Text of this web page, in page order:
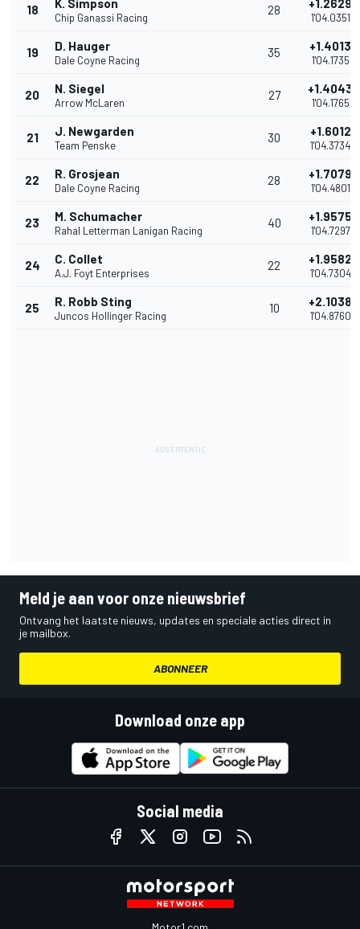
18 K. Simpson
Chip Ganassi Racing
28 +1.2629
1'04.0351
19 D. Hauger
Dale Coyne Racing
35 +1.4013
1'04.1735
20 N. Siegel
Arrow McLaren
27 +1.4043
1'04.1765
21 J. Newgarden
Team Penske
30 +1.6012
1'04.3734
22 R. Grosjean
Dale Coyne Racing
28 +1.7079
1'04.4801
23 M. Schumacher
Rahal Letterman Lanigan Racing
40 +1.9575
1'04.7297
24 C. Collet
A.J. Foyt Enterprises
22 +1.9582
1'04.7304
25 R. Robb Sting
Juncos Hollinger Racing
10 +2.1038
1'04.8760
Meld je aan voor onze nieuwsbrief
Ontvang het laatste nieuws, updates en speciale acties direct in
je mailbox.
ABONNEER
Download onze app
Social media